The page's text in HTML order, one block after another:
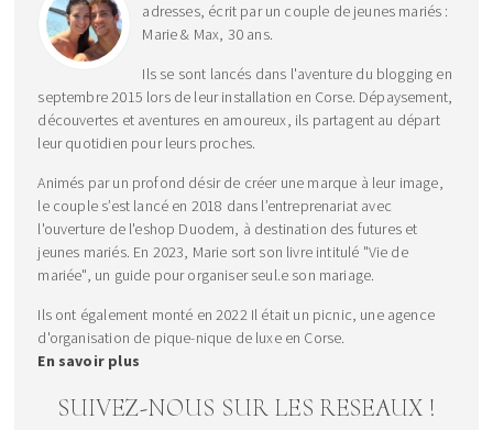
adresses, écrit par un couple de jeunes mariés :
Marie & Max, 30 ans.
Ils se sont lancés dans l'aventure du blogging en
septembre 2015 lors de leur installation en Corse. Dépaysement,
découvertes et aventures en amoureux, ils partagent au départ
leur quotidien pour leurs proches.
Animés par un profond désir de créer une marque à leur image,
le couple s’est lancé en 2018 dans l’entreprenariat avec
l'ouverture de l'eshop Duodem, à destination des futures et
jeunes mariés. En 2023, Marie sort son livre intitulé "Vie de
mariée", un guide pour organiser seul.e son mariage.
Ils ont également monté en 2022 Il était un picnic, une agence
d'organisation de pique-nique de luxe en Corse.
En savoir plus
SUIVEZ-NOUS SUR LES RESEAUX !